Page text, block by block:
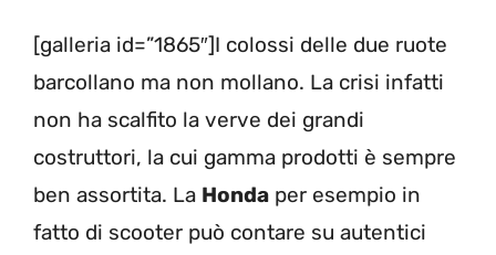
[galleria id=”1865″]I colossi delle due ruote
barcollano ma non mollano. La crisi infatti
non ha scalfito la verve dei grandi
costruttori, la cui gamma prodotti è sempre
ben assortita. La Honda per esempio in
fatto di scooter può contare su autentici